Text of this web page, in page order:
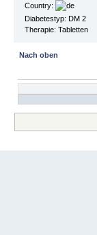
Country:
Diabetestyp: DM 2
Therapie: Tabletten
Nach oben